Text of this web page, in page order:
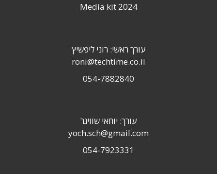
Media kit 2024
עורך ראשי: רוני ליפשיץ
roni@techtime.co.il
054-7882840
עורך: יוחאי שוויגר
yoch.sch@gmail.com
054-7923331